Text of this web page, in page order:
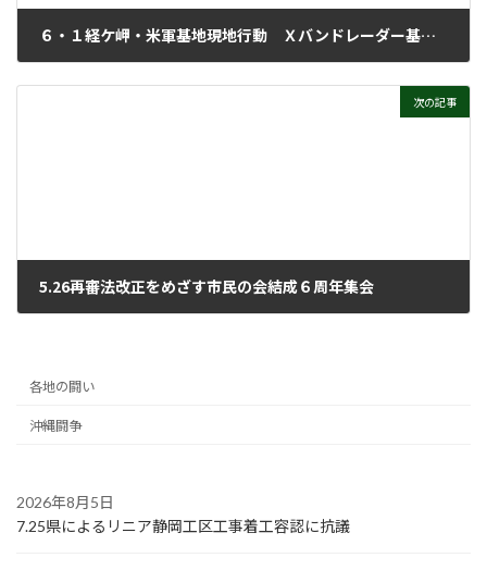
６・１経ケ岬・米軍基地現地行動 Ｘバンドレーダー基地の撤去を
次の記事
5.26再審法改正をめざす市民の会結成６周年集会
各地の闘い
沖縄闘争
2026年8月5日
7.25県によるリニア静岡工区工事着工容認に抗議